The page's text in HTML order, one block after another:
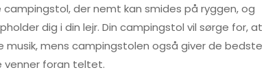
der nemt kan smides på ryggen, og
dig i din lejr. Din campingstol vil sørge for, at
musik, mens campingstolen også giver de bedste
venner foran teltet.